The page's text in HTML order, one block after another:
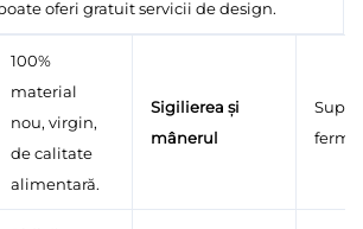
oferi gratuit servicii de design.
100%
material
nou, virgin,
de calitate
alimentară.
Sigilierea și
mânerul